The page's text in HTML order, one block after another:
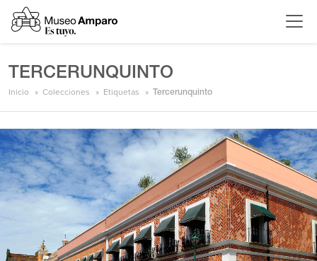
TERCERUNQUINTO
Inicio Colecciones Etiquetas Tercerunquinto